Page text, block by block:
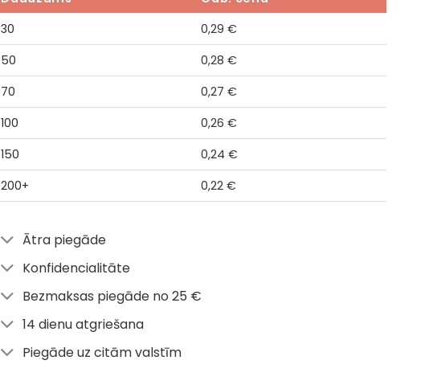
30
0,29€
50
0,28€
70
0,27€
100
0,26€
150
0,24€
200+
0,22€
Ātra piegāde
Konfidencialitāte
Bezmaksas piegāde no 25 €
14 dienu atgriešana
Piegāde uz citām valstīm